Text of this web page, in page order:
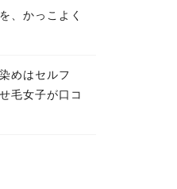
、かっこよく
めはセルフ
毛女子が口コ